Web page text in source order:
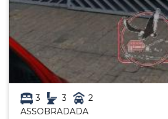
3 3
2
ASSOBRADADA